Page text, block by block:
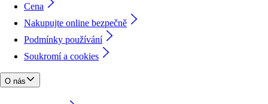
Cena
Nakupujte online bezpečně
Podmínky používání
Soukromí a cookies
O nás